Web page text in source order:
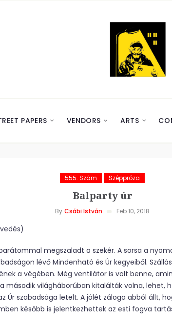
PAPERS VENDORS ARTS
555. Szám Széppróza
Balparty úr
By Csábi István Feb 10, 2018
megszaladt a szekér. A sorsa a
lévő Mindenható és Úr kegyeiből.
a végében. Még ventilátor is volt benne,
második világháborúban kitalálták volna, lehet,
Úr szabadsága letelt. A jólét záloga abból állt,
később is jelentkezhettek az esti fogva